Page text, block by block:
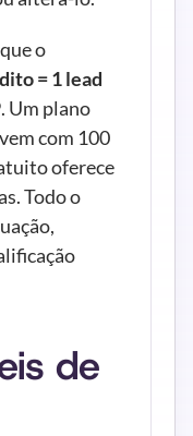
o
= 1 lead
. Um plano
com 100
oferece
Todo o
de